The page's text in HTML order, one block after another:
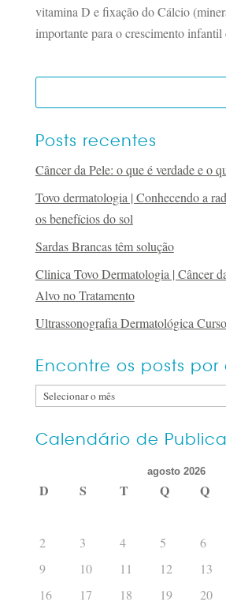
vitamina D e fixação do Cálcio
importante para o crescimento infantil
Posts recentes
Câncer da Pele: o que é verdade e o
Tovo dermatologia | Conhecendo a
os benefícios do sol
Sardas Brancas têm solução
Clinica Tovo Dermatologia | Câncer
Alvo no Tratamento
Ultrassonografia Dermatológica Curso
Encontre os posts por
Encontre
posts
Calendário de
agosto 2026
D S T Q Q
2
3 4 5 6
9
10 11 12 13
16
17 18 19 20